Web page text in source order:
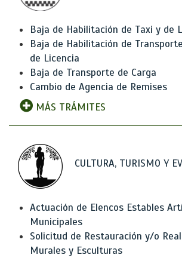
Baja de Habilitación de Taxi y de
Baja de Habilitación de
de Licencia
Baja de Transporte de Carga
Cambio de Agencia de Remises
MÁS TRÁMITES
CULTURA, TURISMO Y
Actuación de Elencos Estables
Municipales
Solicitud de Restauración y/o
Murales y Esculturas